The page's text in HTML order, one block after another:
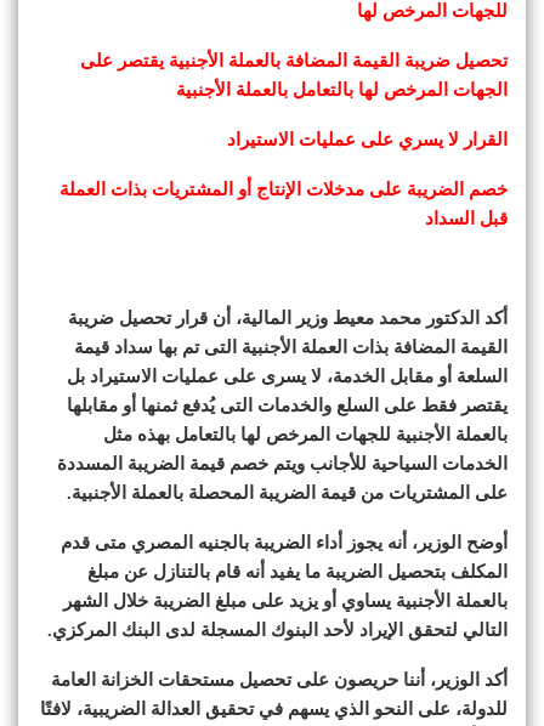
للجهات المرخص لها
تحصيل ضريبة القيمة المضافة بالعملة الأجنبية يقتصر على
الجهات المرخص لها بالتعامل بالعملة الأجنبية
القرار لا يسري على عمليات الاستيراد
خصم الضريبة على مدخلات الإنتاج أو المشتريات بذات العملة
قبل السداد
أكد الدكتور محمد معيط وزير المالية، أن قرار تحصيل ضريبة
القيمة المضافة بذات العملة الأجنبية التى تم بها سداد قيمة
السلعة أو مقابل الخدمة، لا يسرى على عمليات الاستيراد بل
يقتصر فقط على السلع والخدمات التى يُدفع ثمنها أو مقابلها
بالعملة الأجنبية للجهات المرخص لها بالتعامل بهذه مثل
الخدمات السياحية للأجانب ويتم خصم قيمة الضريبة المسددة
على المشتريات من قيمة الضريبة المحصلة بالعملة الأجنبية.
أوضح الوزير، أنه يجوز أداء الضريبة بالجنيه المصري متى قدم
المكلف بتحصيل الضريبة ما يفيد أنه قام بالتنازل عن مبلغ
بالعملة الأجنبية يساوي أو يزيد على مبلغ الضريبة خلال الشهر
التالي لتحقق الإيراد لأحد البنوك المسجلة لدى البنك المركزي.
أكد الوزير، أننا حريصون على تحصيل مستحقات الخزانة العامة
للدولة، على النحو الذي يسهم في تحقيق العدالة الضريبية، لافتًا